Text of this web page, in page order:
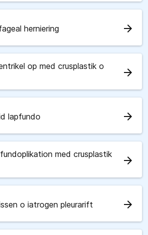
herniering arrow_forward
op med crusplastik o
arrow_forward
lapfundo arrow_forward
med crusplastik
arrow_forward
o iatrogen pleurarift arrow_forward